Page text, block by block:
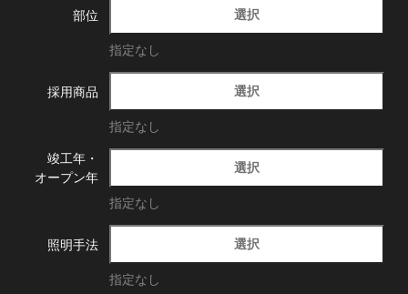
部位 選択
指定なし
採用商品 選択
指定なし
竣工年・
オープン年
選択
指定なし
照明手法 選択
指定なし